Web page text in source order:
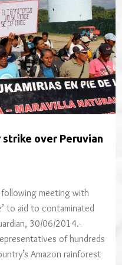
strike over Peruvian
meeting with
to aid to contaminated
30/06/2014.-
of hundreds
Amazon rainforest